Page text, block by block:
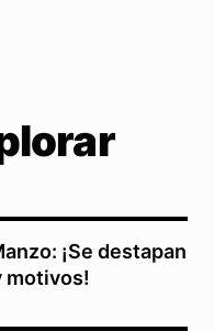
¡Se destapan
motivos!